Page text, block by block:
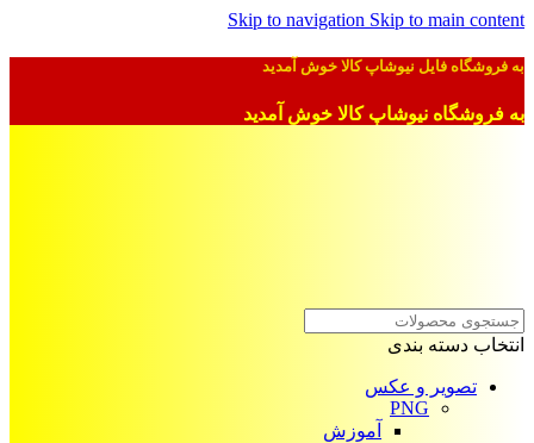
Skip to navigation Skip to main content
به فروشگاه فایل نیوشاپ کالا خوش آمدید
به فروشگاه نیوشاپ کالا خوش آمدید
انتخاب دسته بندی
تصویر و عکس
PNG
آموزش